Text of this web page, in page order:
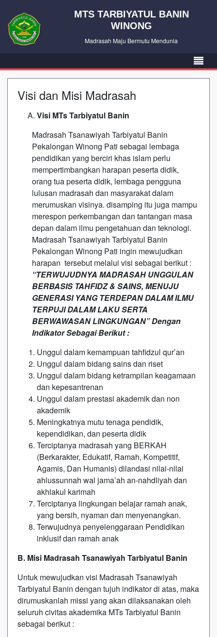
MTS TARBIYATUL BANIN
WINONG
Madrasah Maju Bermutu Mendunia
Visi dan Misi Madrasah
Visi MTs Tarbiyatul Banin
Madrasah Tsanawiyah Tarbiyatul Banin
Pekalongan Winong Pati sebagai lembaga
pendidikan yang berciri khas islam perlu
mempertimbangkan harapan peserta didik,
orang tua peserta didik, lembaga pengguna
lulusan madrasah dan masyarakat dalam
merumuskan visinya. disamping itu juga mampu
merespon perkembangan dan tantangan masa
depan dalam ilmu pengetahuan dan teknologi.
Madrasah Tsanawiyah Tarbiyatul Banin
Pekalongan Winong Pati ingin mewujudkan
harapan tersebut melalui visi sebagai berikut :
“TERWUJUDNYA MADRASAH UNGGULAN
BERBASIS TAHFIDZ & SAINS, MENUJU
GENERASI YANG TERDEPAN DALAM ILMU
TERPUJI DALAM LAKU SERTA
BERWAWASAN LINGKUNGAN” Dengan
Indikator Sebagai Berikut :
Unggul dalam kemampuan tahfidzul qur’an
Unggul dalam bidang sains dan riset
Unggul dalam bidang ketrampilan keagamaan
dan kepesantrenan
Unggul dalam prestasi akademik dan non
akademik
Meningkatnya mutu tenaga pendidik,
kependidikan, dan peserta didik
Terciptanya madrasah yang BERKAH
(Berkarakter, Edukatif, Ramah, Kompetitif,
Agamis, Dan Humanis) dilandasi nilai-nilai
ahlussunnah wal jama’ah an-nahdliyah dan
akhlakul karimah
Terciptanya lingkungan belajar ramah anak,
yang bersih, nyaman dan menyenangkan.
Terwujudnya penyelenggaraan Pendidikan
inklusif dan ramah anak
B. Misi Madrasah Tsanawiyah Tarbiyatul Banin
Untuk mewujudkan visi Madrasah Tsanawiyah
Tarbiyatul Banin dengan tujuh indikator di atas, maka
dirumuskanlah missi yang akan dilaksanakan oleh
seluruh civitas akademika MTs Tarbiyatul Banin
sebagai berikut :